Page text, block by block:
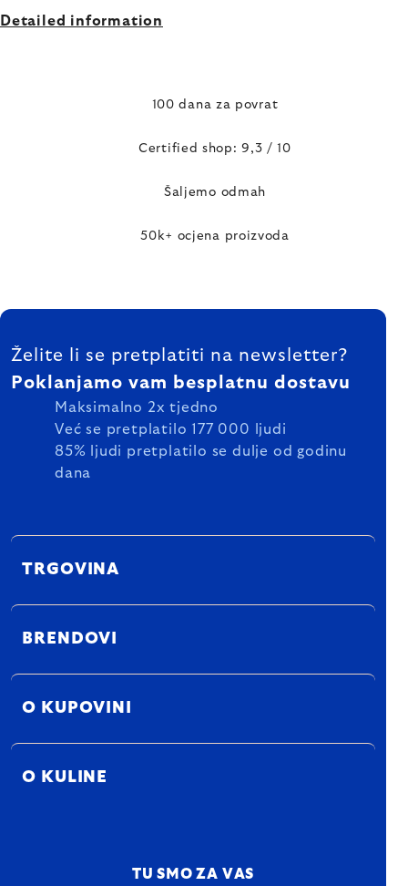
Detailed information
100 dana za povrat
Certified shop: 9,3 / 10
Šaljemo odmah
50k+ ocjena proizvoda
FOOTER
Želite li se pretplatiti na newsletter?
Poklanjamo vam besplatnu dostavu
Maksimalno 2x tjedno
Već se pretplatilo 177 000 ljudi
85% ljudi pretplatilo se dulje od godinu
dana
TRGOVINA
BRENDOVI
O KUPOVINI
O KULINE
TU SMO ZA VAS